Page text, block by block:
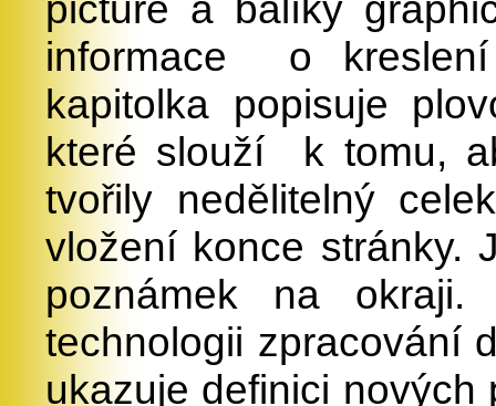
informace
o
kapitolka popisuje
které slouží
k tomu,
tvořily nedělitelný
vložení konce stránky.
poznámek na
technologii zpracování
ukazuje definici